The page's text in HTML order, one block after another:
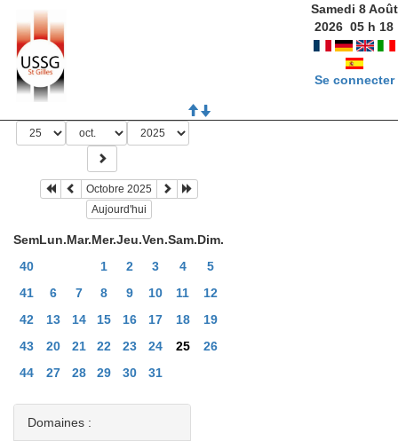
Samedi 8 Août
2026 05 h 18
Se connecter
Octobre 2025
Aujourd'hui
SemLun.Mar.Mer.Jeu.Ven.Sam.Dim.
40
1 2 3 4
5
41
6 7 8 9 10 11
12
42
13 14 15 16 17 18
19
43
20 21 22 23 24 25
26
44
27 28 29 30 31
Domaines :